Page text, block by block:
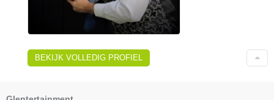
BEKIJK VOLLEDIG PROFIEL